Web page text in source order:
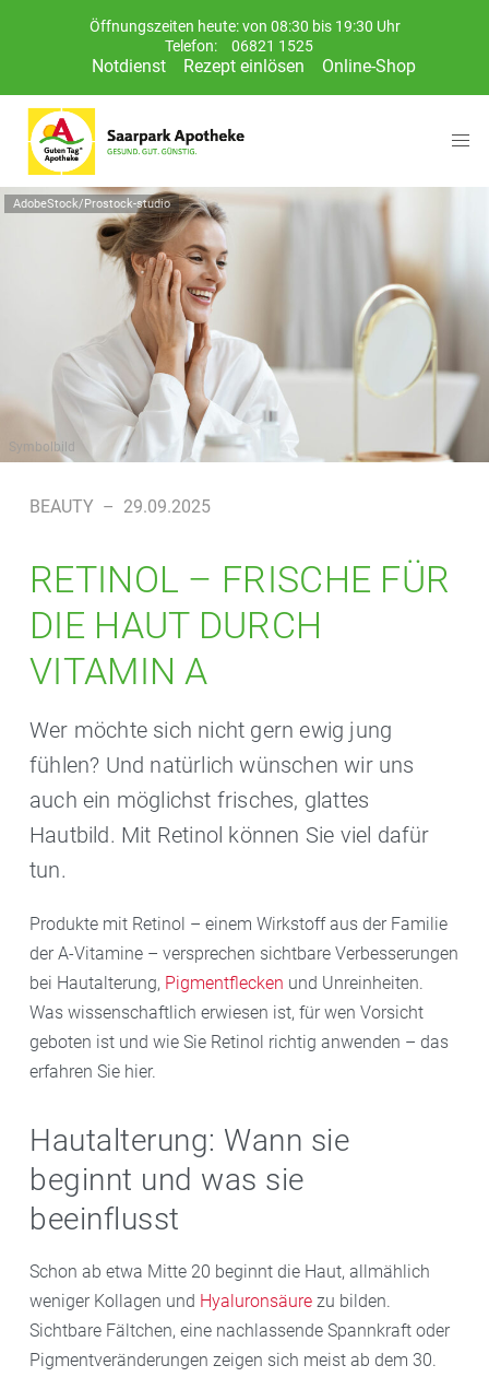
Öffnungszeiten heute: von 08:30 bis 19:30 Uhr
Telefon:
06821 1525
Notdienst Rezept einlösen Online-Shop
AdobeStock/Prostock-studio
Symbolbild
BEAUTY – 29.09.2025
RETINOL – FRISCHE FÜR
DIE HAUT DURCH
VITAMIN A
Wer möchte sich nicht gern ewig jung
fühlen? Und natürlich wünschen wir uns
auch ein möglichst frisches, glattes
Hautbild. Mit Retinol können Sie viel dafür
tun.
Produkte mit Retinol – einem Wirkstoff aus der Familie
der A-Vitamine – versprechen sichtbare Verbesserungen
bei Hautalterung, Pigmentflecken und Unreinheiten.
Was wissenschaftlich erwiesen ist, für wen Vorsicht
geboten ist und wie Sie Retinol richtig anwenden – das
erfahren Sie hier.
Hautalterung: Wann sie
beginnt und was sie
beeinflusst
Schon ab etwa Mitte 20 beginnt die Haut, allmählich
weniger Kollagen und Hyaluronsäure zu bilden.
Sichtbare Fältchen, eine nachlassende Spannkraft oder
Pigmentveränderungen zeigen sich meist ab dem 30.